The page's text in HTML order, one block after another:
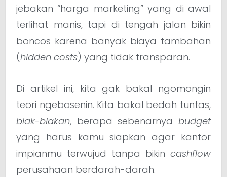
jebakan “harga marketing” yang di awal
terlihat manis, tapi di tengah jalan bikin
boncos karena banyak biaya tambahan
(hidden costs) yang tidak transparan.
Di artikel ini, kita gak bakal ngomongin
teori ngebosenin. Kita bakal bedah tuntas,
blak-blakan, berapa sebenarnya budget
yang harus kamu siapkan agar kantor
impianmu terwujud tanpa bikin cashflow
perusahaan berdarah-darah.